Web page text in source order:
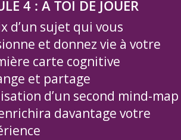
4 : A TOI DE JOUER
d’un sujet qui vous
et donnez vie à votre
carte cognitive
et partage
d’un second mind-map
davantage votre